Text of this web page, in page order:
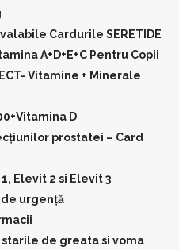
Cardurile SERETIDE
A+D+E+C Pentru Copii
Vitamine + Minerale
D
prostatei – Card
Elevit 2 si Elevit 3
urgență
starile de greata si voma